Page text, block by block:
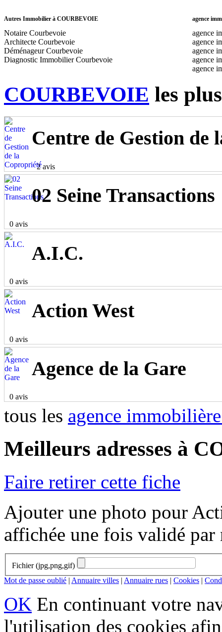
Autres Immobilier à COURBEVOIE
Notaire Courbevoie
Architecte Courbevoie
Déménageur Courbevoie
Diagnostic Immobilier Courbevoie
agence
agence
agence
agence
agence
agence
COURBEVOIE les
Centre de Gestion de
2 avis
02 Seine Transactions
0 avis
A.I.C.
0 avis
Action West
0 avis
Agence de la Gare
0 avis
tous les agence
Meilleurs adresses à
Faire retirer cette fiche
Ajouter une photo pour
affichée une fois validé par
Fichier (jpg,png,gif)
Mot de passe oublié | Annuaire villes | Annuaire rues | Cookies |
OK En continuant votre
l'utilisation des cookies